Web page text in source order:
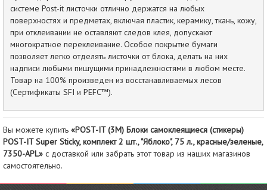
системе Post-it листочки отлично держатся на любых
поверхностях и предметах, включая пластик, керамику, ткань, кожу,
при отклеивании не оставляют следов клея, допускают
многократное переклеивание. Особое покрытие бумаги
позволяет легко отделять листочки от блока, делать на них
надписи любыми пишущими принадлежностями в любом месте.
Товар на 100% произведен из восстанавливаемых лесов
(Сертификаты SFI и PEFC™).
Вы можете купить «POST-IT (3M) Блоки самоклеящиеся (стикеры)
POST-IT Super Sticky, комплект 2 шт., "Яблоко", 75 л., красные/зеленые,
7350-APL» с доставкой или забрать этот товар из наших магазинов
самостоятельно.